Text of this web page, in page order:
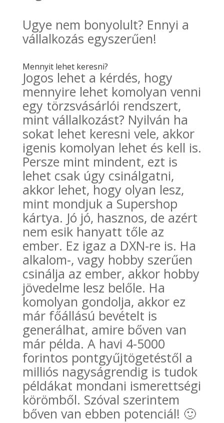
Ugye nem bonyolult? Ennyi a
vállalkozás egyszerűen!
Mennyit lehet keresni?
Jogos lehet a kérdés, hogy
mennyire lehet komolyan venni
egy törzsvásárlói rendszert,
mint vállalkozást? Nyilván ha
sokat lehet keresni vele, akkor
igenis komolyan lehet és kell is.
Persze mint mindent, ezt is
lehet csak úgy csinálgatni,
akkor lehet, hogy olyan lesz,
mint mondjuk a Supershop
kártya. Jó jó, hasznos, de azért
nem esik hanyatt tőle az
ember. Ez igaz a DXN-re is. Ha
alkalom-, vagy hobby szerűen
csinálja az ember, akkor hobby
jövedelme lesz belőle. Ha
komolyan gondolja, akkor ez
már főállású bevételt is
generálhat, amire bőven van
már példa. A havi 4-5000
forintos pontgyűjtögetéstől a
milliós nagyságrendig is tudok
példákat mondani ismerettségi
körömből. Szóval szerintem
bőven van ebben potenciál! 🙂